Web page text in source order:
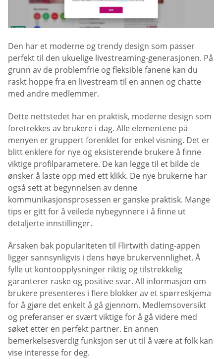
Den har et moderne og trendy design som passer
perfekt til den ukuelige livestreaming-generasjonen. På
grunn av de problemfrie og fleksible fanene kan du
raskt hoppe fra en livestream til en annen og chatte
med andre medlemmer.
Dette nettstedet har en praktisk, moderne design som
foretrekkes av brukere i dag. Alle elementene på
menyen er gruppert forenklet for enkel visning. Det er
blitt enklere for nye og eksisterende brukere å finne
viktige profilparametere. De kan legge til et bilde de
ønsker å laste opp med ett klikk. De nye brukerne har
også sett at begynnelsen av denne
kommunikasjonsprosessen er ganske praktisk. Mange
tips er gitt for å veilede nybegynnere i å finne ut
detaljerte innstillinger.
Årsaken bak populariteten til Flirtwith dating-appen
ligger sannsynligvis i dens høye brukervennlighet. Å
fylle ut kontoopplysninger riktig og tilstrekkelig
garanterer raske og positive svar. All informasjon om
brukere presenteres i flere blokker av et spørreskjema
for å gjøre det enkelt å gå gjennom. Medlemsoversikt
og preferanser er svært viktige for å gå videre med
søket etter en perfekt partner. En annen
bemerkelsesverdig funksjon ser ut til å være at folk kan
vise interesse for deg.